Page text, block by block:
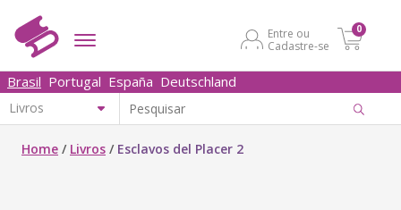
Entre ou
Cadastre-se
0
Brasil Portugal España Deutschland
Home / Livros / Esclavos del Placer 2